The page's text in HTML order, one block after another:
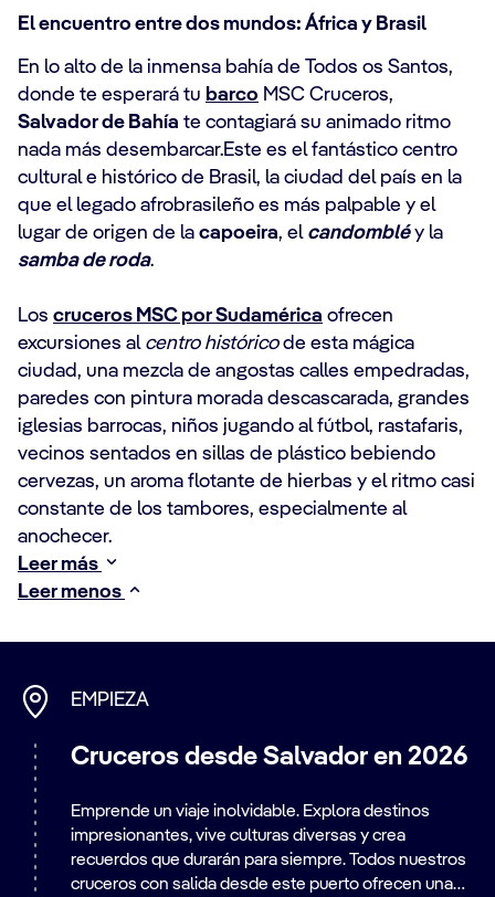
El encuentro entre dos mundos: África y Brasil
En lo alto de la inmensa bahía de Todos os Santos,
donde te esperará tu barco MSC Cruceros,
Salvador de Bahía te contagiará su animado ritmo
nada más desembarcar.Este es el fantástico centro
cultural e histórico de Brasil, la ciudad del país en la
que el legado afrobrasileño es más palpable y el
lugar de origen de la capoeira, el candombléy la
samba de roda.
Los cruceros MSC por Sudamérica ofrecen
excursiones al centro históricode esta mágica
ciudad, una mezcla de angostas calles empedradas,
paredes con pintura morada descascarada, grandes
iglesias barrocas, niños jugando al fútbol, rastafaris,
vecinos sentados en sillas de plástico bebiendo
cervezas, un aroma flotante de hierbas y el ritmo casi
constante de los tambores, especialmente al
anochecer.
Leer más
Leer menos
EMPIEZA
Cruceros desde Salvador en 2026
Emprende un viaje inolvidable. Explora destinos
impresionantes, vive culturas diversas y crea
recuerdos que durarán para siempre. Todos nuestros
cruceros con salida desde este puerto ofrecen una